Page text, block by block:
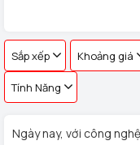
cửa kính văn
Sắp xếp Khoảng giá
Tính Năng
Ngày nay, với công